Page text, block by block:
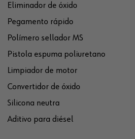
Eliminador de óxido
Pegamento rápido
Polímero sellador MS
Pistola espuma poliuretano
Limpiador de motor
Convertidor de óxido
Silicona neutra
Aditivo para diésel